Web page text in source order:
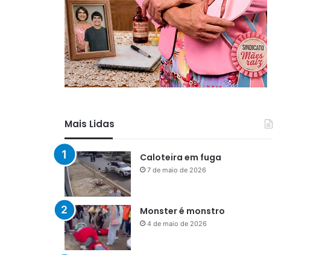
Mais Lidas
Caloteira em fuga
7 de maio de 2026
Monster é monstro
4 de maio de 2026